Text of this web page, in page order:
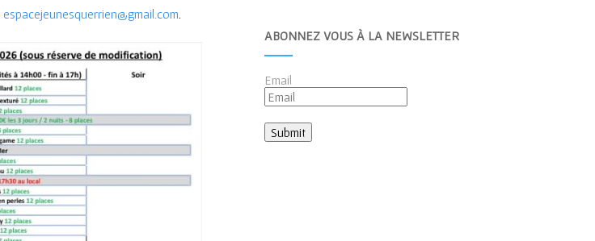
espacejeunesquerrien@gmail.com
ABONNEZ VOUS À LA NEWSLETTER
Email